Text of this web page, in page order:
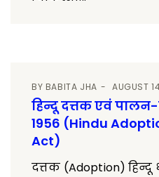
BY BABITA JHA AUGUST
हिन्दू दत्तक एवं
1956 (Hindu
Act)
दत्तक (Adoption)